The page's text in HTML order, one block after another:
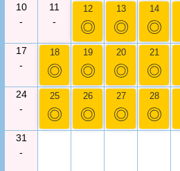
10
-
11
-
12
◎
13
◎
14
◎
17
-
18
◎
19
◎
20
◎
21
◎
24
-
25
◎
26
◎
27
◎
28
◎
31
-